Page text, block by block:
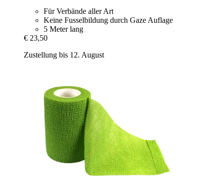
Für Verbände aller Art
Keine Fusselbildung durch Gaze Auflage
5 Meter lang
€ 23,50
Zustellung bis 12. August